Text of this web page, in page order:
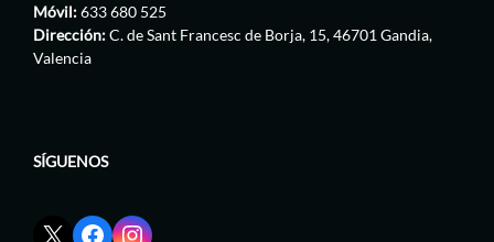
Móvil:633 680 525
Dirección:C. de Sant Francesc de Borja, 15, 46701 Gandia,
Valencia
SÍGUENOS
EnlaceEnlaceEnlace